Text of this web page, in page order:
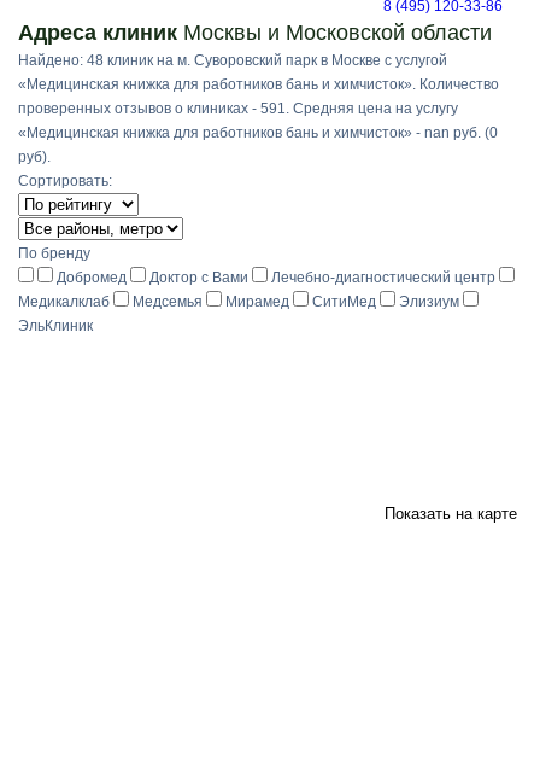
8 (495) 120-33-86
Адреса клиник Москвы и Московской области
Найдено: 48 клиник на м. Суворовский парк в Москве с услугой
«Медицинская книжка для работников бань и химчисток». Количество
проверенных отзывов о клиниках - 591. Средняя цена на услугу
«Медицинская книжка для работников бань и химчисток» - nan руб. (0
руб).
Сортировать:
По бренду
Добромед
Доктор с Вами
Лечебно-диагностический центр
Медикалклаб
Медсемья Мирамед СитиМед
Элизиум
ЭльКлиник
Показать на карте